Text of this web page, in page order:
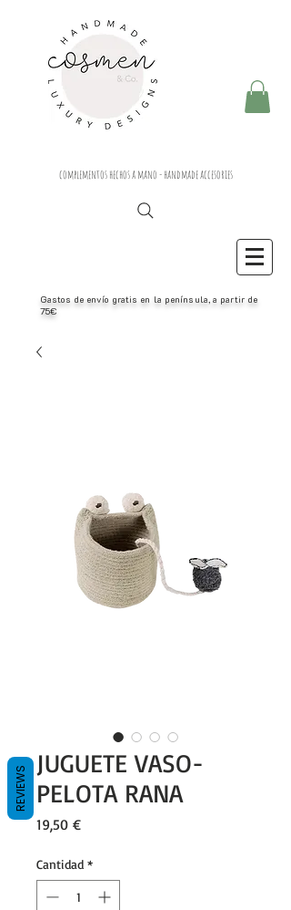
complementos hechos a mano - handmade accesories
Gastos de envío gratis en la península, a partir de
75€
JUGUETE VASO-
PELOTA RANA
19,50 €Precio
Cantidad *
REVIEWS